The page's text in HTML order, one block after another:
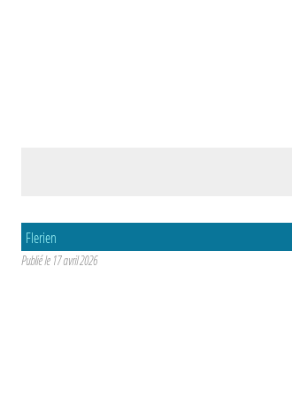
Flerien
Publié le 17 avril 2026